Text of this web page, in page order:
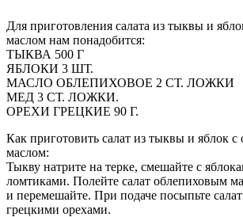
Для приготовления салата из тыквы и
маслом нам понадобится:
ТЫКВА 500 Г
ЯБЛОКИ 3 ШТ.
МАСЛО ОБЛЕПИХОВОЕ 2 СТ. ЛОЖКИ
МЕД 3 СТ. ЛОЖКИ.
ОРЕХИ ГРЕЦКИЕ 90 Г.
Как приготовить салат из тыквы и яблок
маслом:
Тыкву натрите на терке, смешайте с
ломтиками. Полейте салат облепиховым
и перемешайте. При подаче посыпьте
грецкими орехами.